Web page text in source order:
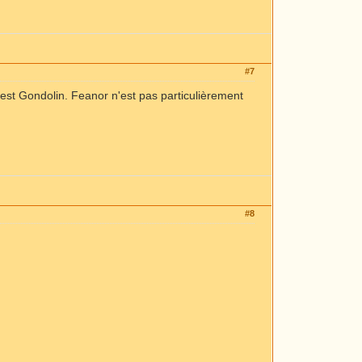
#7
Gondolin. Feanor n'est pas particulièrement
#8